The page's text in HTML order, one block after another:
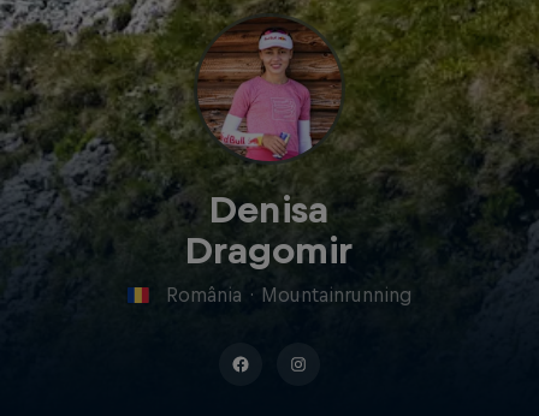
Denisa
Dragomir
România · Mountainrunning